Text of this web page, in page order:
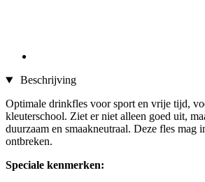
Beschrijving
Optimale drinkfles voor sport en vrije tijd,
kleuterschool. Ziet er niet alleen goed uit,
duurzaam en smaakneutraal. Deze fles mag
ontbreken.
Speciale kenmerken: